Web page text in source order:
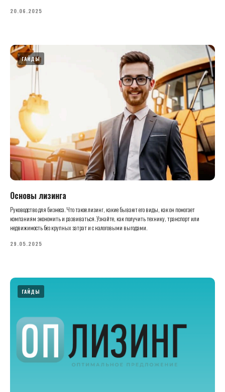
20.06.2025
ГАЙДЫ
Основы лизинга
Руководство для бизнеса. Что такое лизинг, какие бывают его виды, как он помогает
компаниям экономить и развиваться. Узнайте, как получить технику, транспорт или
недвижимость без крупных затрат и с налоговыми выгодами.
29.05.2025
ГАЙДЫ